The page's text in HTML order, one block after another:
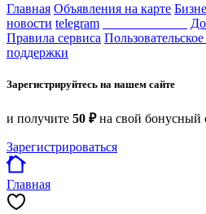
Главная Объявления на карте
новости telegram
Правила сервиса
поддержки
Зарегистрируйтесь на нашем сайте
и получите 50 ₽на свой бонусный
Зарегистрироваться
Главная